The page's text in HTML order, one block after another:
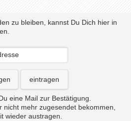
zu bleiben, kannst Du Dich hier in
eintragen
eine Mail zur Bestätigung.
nicht mehr zugesendet bekommen,
wieder austragen.